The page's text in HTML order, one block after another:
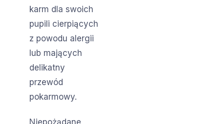
karm dla swoich
pupili cierpiących
z powodu alergii
lub mających
delikatny
przewód
pokarmowy.
Niepożądane